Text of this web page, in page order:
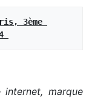
3ème
marque